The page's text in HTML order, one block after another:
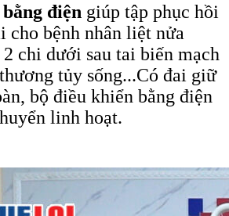
điện giúp tập phục hồi
cho bệnh nhân liệt nửa
chi dưới sau tai biến mạch
tủy sống...Có đai giữ
bộ điều khiển bằng điện
linh hoạt.